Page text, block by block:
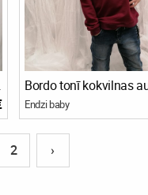
Endzi baby
2 ›